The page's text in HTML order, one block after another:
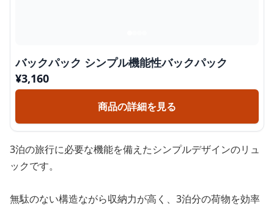
バックパック シンプル機能性バックパック
¥3,160
商品の詳細を見る
3泊の旅行に必要な機能を備えたシンプルデザインのリュ
ックです。
無駄のない構造ながら収納力が高く、3泊分の荷物を効率